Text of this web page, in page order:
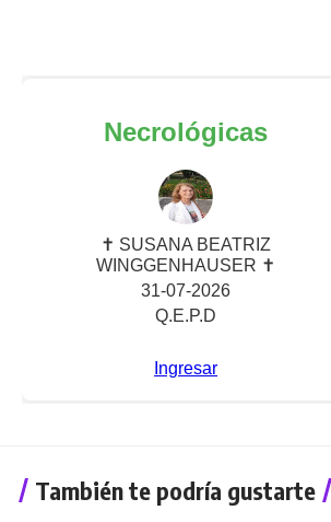
También te podría gustarte